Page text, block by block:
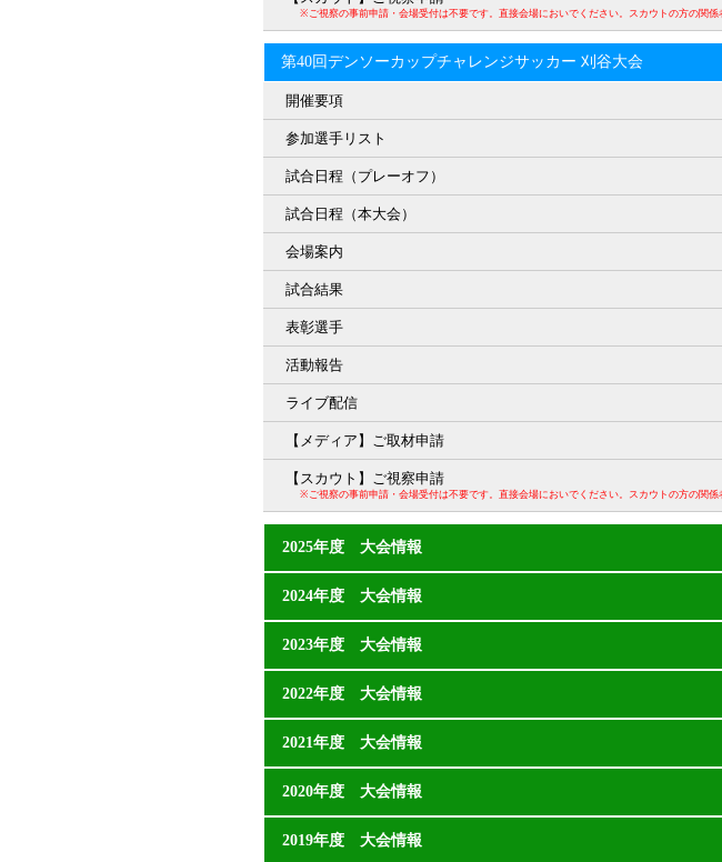
※ご視察の事前申請・会場受付は不要です。直接会場においでください。スカウトの方の関
第40回デンソーカップチャレンジサッカー 刈谷大会
開催要項
参加選手リスト
試合日程（プレーオフ）
試合日程（本大会）
会場案内
試合結果
表彰選手
活動報告
ライブ配信
【メディア】ご取材申請
【スカウト】ご視察申請
※ご視察の事前申請・会場受付は不要です。直接会場においでください。スカウトの方の関
2025年度 大会情報
2024年度 大会情報
2023年度 大会情報
2022年度 大会情報
2021年度 大会情報
2020年度 大会情報
2019年度 大会情報